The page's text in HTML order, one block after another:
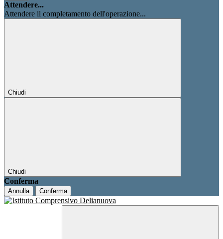
Attendere...
Attendere il completamento dell'operazione...
Chiudi
Chiudi
Conferma
Annulla Conferma